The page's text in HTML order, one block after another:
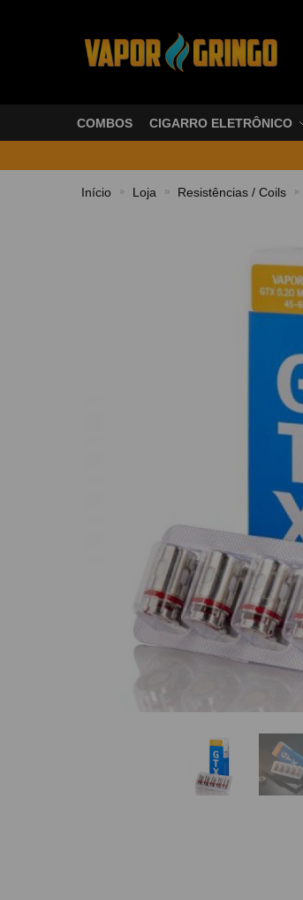
COMBOS CIGARRO ELETRÔNICO
Início » Loja » Resistências / Coils »